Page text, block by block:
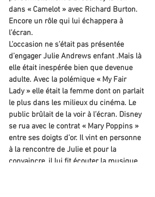
dans « Camelot » avec Richard Burton.
Encore un rôle qui lui échappera à
l’écran.
L’occasion ne s’était pas présentée
d’engager Julie Andrews enfant .Mais là
elle était inespérée bien que devenue
adulte. Avec la polémique « My Fair
Lady » elle était la femme dont on parlait
le plus dans les milieux du cinéma. Le
public brûlait de la voir à l’écran. Disney
se rua avec le contrat « Mary Poppins »
entre ses doigts d’or. Il vint en personne
à la rencontre de Julie et pour la
convaincre, il lui fit écouter la musique